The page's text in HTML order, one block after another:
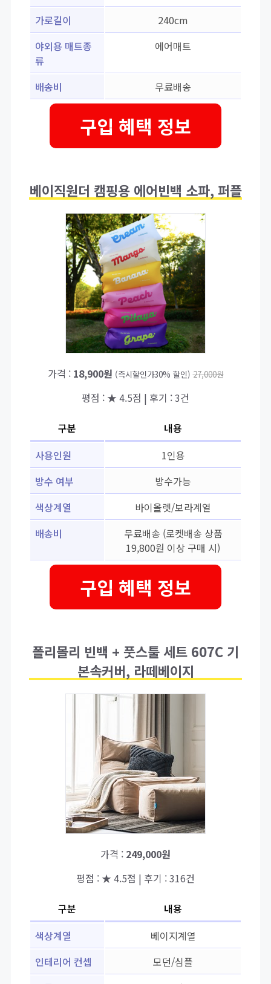
가로길이
240cm
야외용 매트종
류
에어매트
배송비 무료배송
구입 혜택 정보
베이직원더 캠핑용 에어빈백 소파, 퍼플
가격 : 18,900원 (즉시할인가30% 할인) 27,000원
평점 : ★ 4.5점 | 후기 : 3건
구분
내용
사용인원
1인용
방수 여부
방수가능
색상계열
바이올렛/보라계열
배송비
무료배송 (로켓배송 상품
19,800원 이상 구매 시)
구입 혜택 정보
폴리몰리 빈백 + 풋스툴 세트 607C 기
본속커버, 라떼베이지
가격 : 249,000원
평점 : ★ 4.5점 | 후기 : 316건
구분
내용
색상계열
베이지계열
인테리어 컨셉
모던/심플